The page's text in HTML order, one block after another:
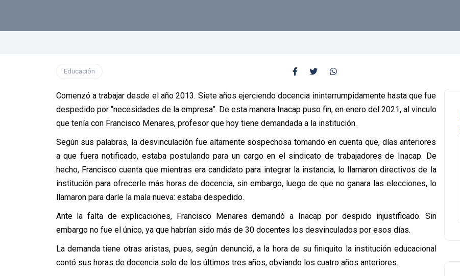
Educación
Comenzó a trabajar desde el año 2013. Siete años ejerciendo docencia ininterrumpidamente hasta que fue
despedido por “necesidades de la empresa”. De esta manera Inacap puso fin, en enero del 2021, al vinculo
que tenía con Francisco Menares, profesor que hoy tiene demandada a la institución.
Según sus palabras, la desvinculación fue altamente sospechosa tomando en cuenta que, días anteriores
a que fuera notificado, estaba postulando para un cargo en el sindicato de trabajadores de Inacap. De
hecho, Francisco cuenta que mientras era candidato para integrar la instancia, lo llamaron directivos de la
institución para ofrecerle más horas de docencia, sin embargo, luego de que no ganara las elecciones, lo
llamaron para darle la mala nueva: estaba despedido.
Ante la falta de explicaciones, Francisco Menares demandó a Inacap por despido injustificado. Sin
embargo no fue el único, ya que habrían sido más de 30 docentes los desvinculados por esos días.
La demanda tiene otras aristas, pues, según denunció, a la hora de su finiquito la institución educacional
contó sus horas de docencia solo de los últimos tres años, obviando los cuatro años anteriores.